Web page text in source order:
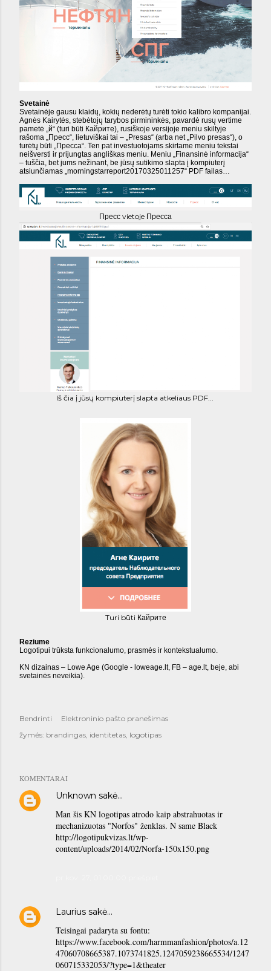
Svetainė
Svetainėje gausu klaidų, kokių nederėtų turėti tokio kalibro kompanijai.
Agnės Kairytės, stebėtojų tarybos pirmininkės, pavardė rusų vertime
pametė „й“ (turi būti Кайрите), rusiškoje versijoje meniu skiltyje
rašoma „Пресс“, lietuviškai tai – „Presas“ (arba net „Pilvo presas“), o
turėtų būti „Пресса“. Ten pat investuotojams skirtame meniu tekstai
neišversti ir prijungtas angliškas meniu. Meniu „Finansinė informacija“
– tuščia, bet jums nežinant, be jūsų sutikimo slapta į kompiuterį
atsiunčiamas „morningstarreport20170325011257“ PDF failas…
Пресс vietoje Пресса
Iš čia į jūsų kompiuterį slapta atkeliaus PDF...
Turi būti Кайрите
Reziume
Logotipui trūksta funkcionalumo, prasmės ir kontekstualumo.
KN dizainas – Lowe Age (Google - loweage.lt, FB – age.lt, beje, abi
svetainės neveikia).
Bendrinti
Elektroninio pašto pranešimas
žymės: brandingas identitetas logotipas
KOMENTARAI
Unknown sakė…
Man šis KN logotipas atrodo kaip abstrahuotas ir
mechanizuotas "Norfos" ženklas. N same Black
http://logotipukvizas.lt/wp-
content/uploads/2014/02/Norfa-150x150.png
Laurius sakė…
Teisingai padaryta su fontu:
https://www.facebook.com/harmmanfashion/photos/a.12
47060708665387.1073741825.1247059238665534/1247
060715332053/?type=1&theater